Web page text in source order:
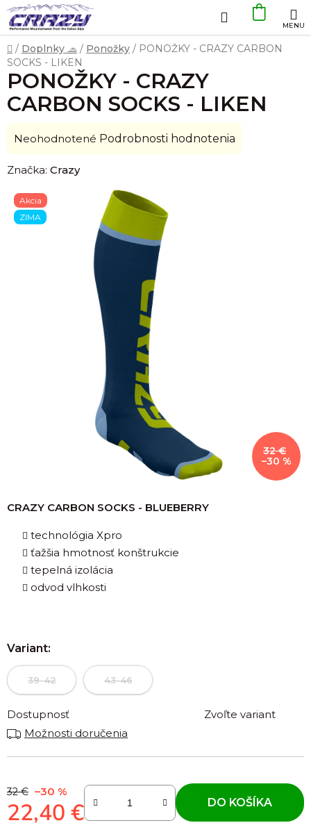
Prejsť
na
obsah
Hľadať
KOŠÍK
Domov
/ Doplnky 🧢 / Ponožky / PONOŽKY - CRAZY CARBON
SOCKS - LIKEN
CRAZY CARBON SOCKS - BLUEBERRY
technológia Xpro
ťažšia hmotnosť konštrukcie
tepelná izolácia
odvod vlhkosti
Variant:
39-42 43-46
Dostupnosť
Zvoľte variant
Možnosti doručenia
32 € –30 %
22,40 € DO KOŠÍKA
PONOŽKY - CRAZY
CARBON SOCKS - LIKEN
Priemerné
produktu
0,0
z
Neohodnotené Podrobnosti hodnotenia
Značka: Crazy
Akcia
ZIMA
32 €
–30 %